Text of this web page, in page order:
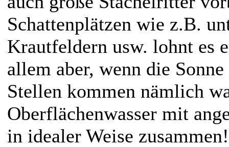
Schattenplätzen wie z.B.
Krautfeldern usw. lohnt es
allem aber, wenn die
Stellen kommen nämlich
Oberflächenwasser mit
in idealer Weise zusammen!